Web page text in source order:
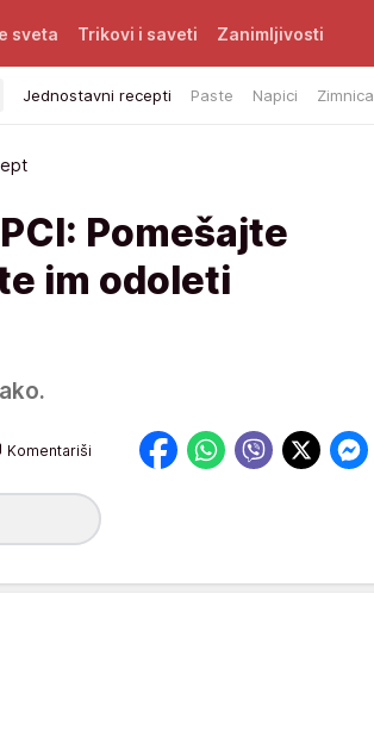
Jednostavni recepti Paste Napici Zimnica
sveta Trikovi i saveti Zanimljivosti
Pomešajte
im odoleti
Komentariši